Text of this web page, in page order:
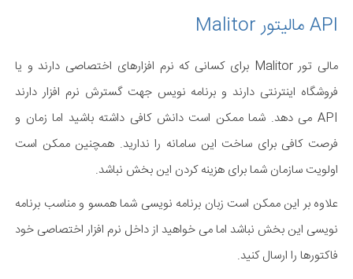
API مالیتور Malitor
مالی تور Malitor برای کسانی که نرم افزارهای اختصاصی دارند و یا
فروشگاه اینترنتی دارند و برنامه نویس جهت گسترش نرم افزار دارند
API می دهد. شما ممکن است دانش کافی داشته باشید اما زمان و
فرصت کافی برای ساخت این سامانه را ندارید. همچنین ممکن است
اولویت سازمان شما برای هزینه کردن این بخش نباشد.
علاوه بر این ممکن است زبان برنامه نویسی شما همسو و مناسب برنامه
نویسی این بخش نباشد اما می خواهید از داخل نرم افزار اختصاصی خود
فاکتورها را ارسال کنید.